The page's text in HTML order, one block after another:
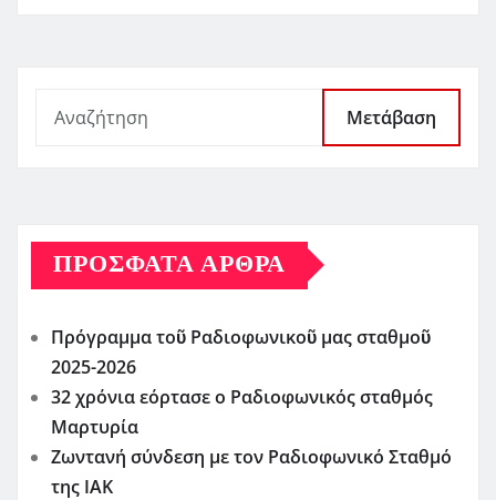
Μετάβαση
ΠΡΌΣΦΑΤΑ ΆΡΘΡΑ
Πρόγραμμα τοῦ Ραδιοφωνικοῦ μας σταθμοῦ
2025-2026
32 χρόνια εόρτασε ο Ραδιοφωνικός σταθμός
Μαρτυρία
Ζωντανή σύνδεση με τον Ραδιοφωνικό Σταθμό
της ΙΑΚ